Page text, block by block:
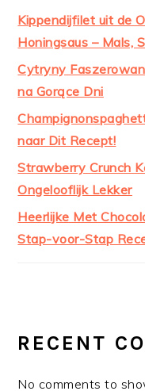
Kippendijfilet uit de
Honingsaus – Mals,
Cytryny
na Gorące Dni
naar Dit Recept!
Strawberry Crunch
Ongelooflijk Lekker
Heerlijke Met
Stap-voor-Stap
RECENT
No comments to